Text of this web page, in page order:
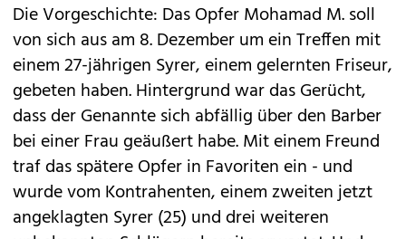
Die Vorgeschichte: Das Opfer Mohamad M. soll
von sich aus am 8. Dezember um ein Treffen mit
einem 27-jährigen Syrer, einem gelernten Friseur,
gebeten haben. Hintergrund war das Gerücht,
dass der Genannte sich abfällig über den Barber
bei einer Frau geäußert habe. Mit einem Freund
traf das spätere Opfer in Favoriten ein - und
wurde vom Kontrahenten, einem zweiten jetzt
angeklagten Syrer (25) und drei weiteren